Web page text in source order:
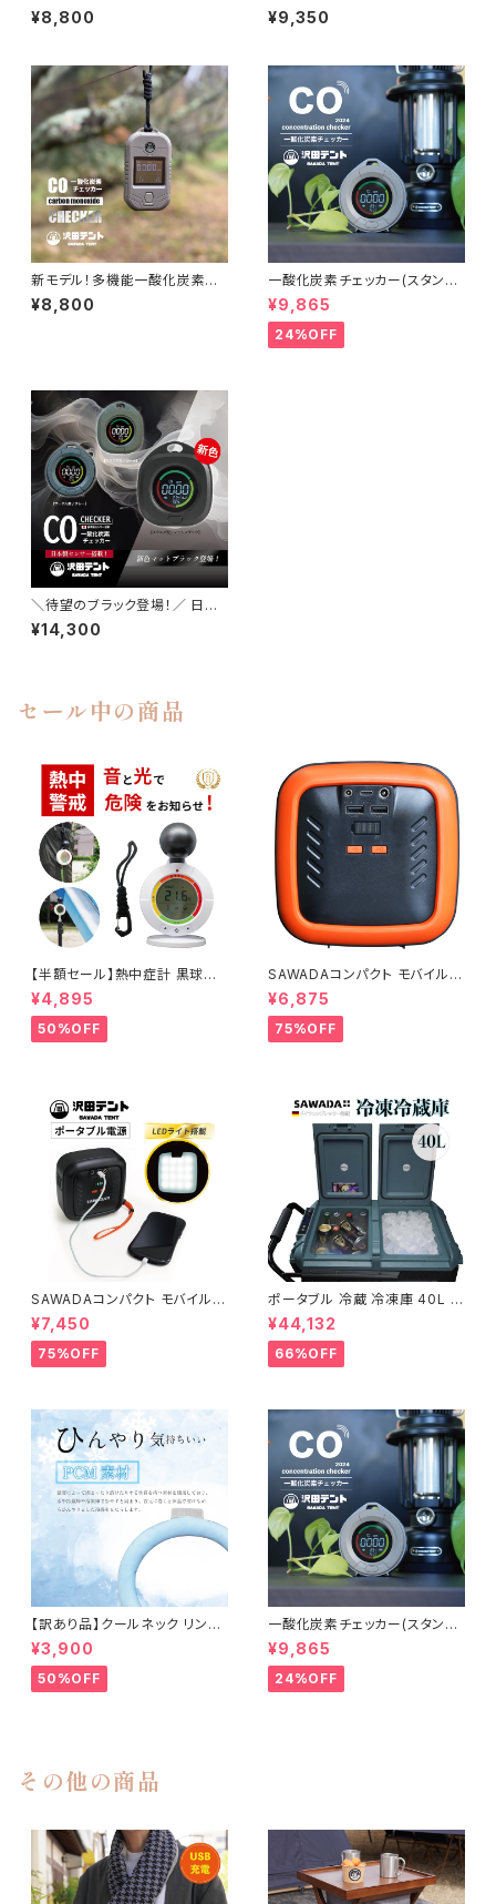
（ショップ限定商品）
¥8,800
ェッカー【SRV-G ガス検知付モ
デル】CO検知器 多機能 ガス検
キャンプ 防災
¥9,350
新モデル！多機能一酸化炭素チ
ェッカー【SRV-S スタンダード
モデル】CO検知器 多機能 温度
¥8,800
一酸化炭素チェッカー(スタンダ
ードモデル)
¥9,865
24%OFF
＼待望のブラック登場！／ 日本
製センサー搭載 沢田テント 一
酸化炭素チェッカー
¥14,300
セール中の商品
【半額セール】熱中症計 黒球式
屋外 屋内 置き型 持ち運び 熱
中症 予防 対策 暑さ指数 指数
計 測定 計測 黒球式熱中症指数
計 WGBT JIS B7922 準拠品
¥4,895
50%OFF
SAWADAコンパクト モバイル
バッテリー（オレンジ）AC電圧11
0V
¥6,875
75%OFF
SAWADAコンパクト モバイル
バッテリー LEDライト付き（ブラ
ック）AC電圧 100V
¥7,450
75%OFF
ポータブル 冷蔵 冷凍庫 40L 熱
中症 対策 車載 2室 2層 独立
大容量 セカンド 小型冷蔵庫 静
音 キャンプ アウトドア 車中泊
¥44,132
66%OFF
【訳あり品】クールネック リング
まとめ買い 10個 熱中症対策 ひ
んやりグッズ 白 ホワイト
¥3,900
50%OFF
一酸化炭素チェッカー(スタンダ
ードモデル)
¥9,865
24%OFF
その他の商品